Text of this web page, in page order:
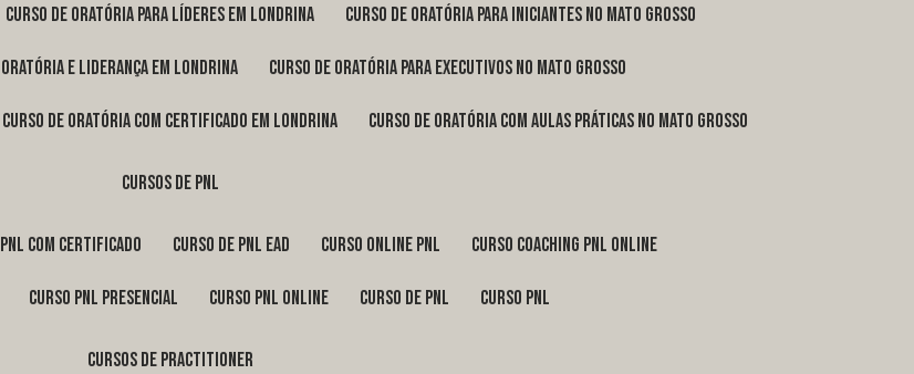
curso de oratória para líderes em Londrina curso de oratória para iniciantes no Mato Grosso
oratória e liderança em Londrina curso de oratória para executivos no Mato Grosso
curso de oratória com certificado em Londrina curso de oratória com aulas práticas no Mato Grosso
cursos de pnl
pnl com certificado curso de pnl ead curso online pnl curso coaching pnl online
curso pnl presencial curso pnl online curso de pnl curso pnl
cursos de practitioner